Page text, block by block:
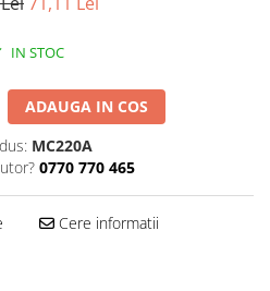
IN STOC
ADAUGA IN COS
MC220A
0770 770 465
Cere informatii